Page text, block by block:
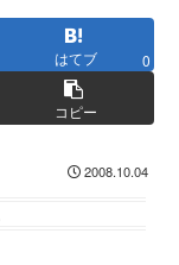
はてブ 0
コピー
2008.10.04